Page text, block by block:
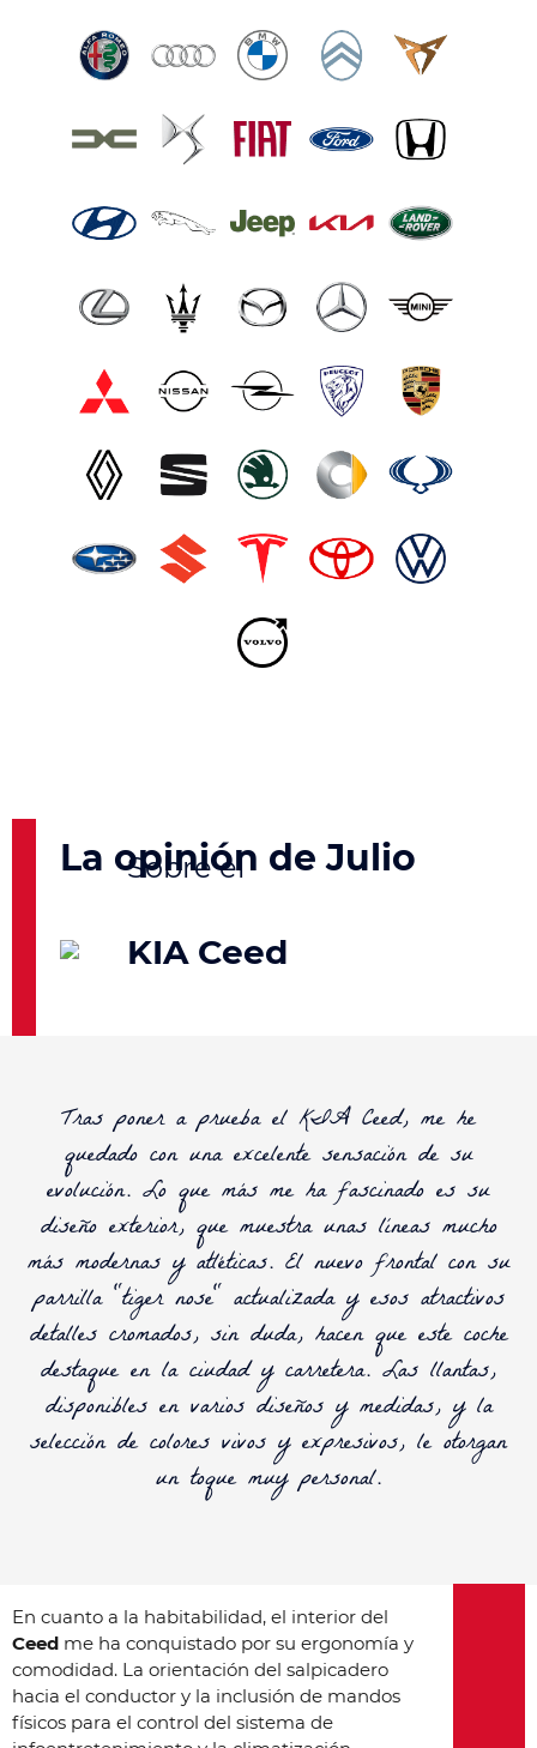
La opinión de Julio
KIA Ceed
Tras poner a prueba el KIA Ceed, me he
quedado con una excelente sensación de su
evolución. Lo que más me ha fascinado es su
diseño exterior, que muestra unas líneas mucho
más modernas y atléticas. El nuevo frontal con su
parrilla "tiger nose" actualizada y esos atractivos
detalles cromados, sin duda, hacen que este coche
destaque en la ciudad y carretera. Las llantas,
disponibles en varios diseños y medidas, y la
selección de colores vivos y expresivos, le otorgan
un toque muy personal.
En cuanto a la habitabilidad, el interior del
Ceed me ha conquistado por su ergonomía y
comodidad. La orientación del salpicadero
hacia el conductor y la inclusión de mandos
físicos para el control del sistema de